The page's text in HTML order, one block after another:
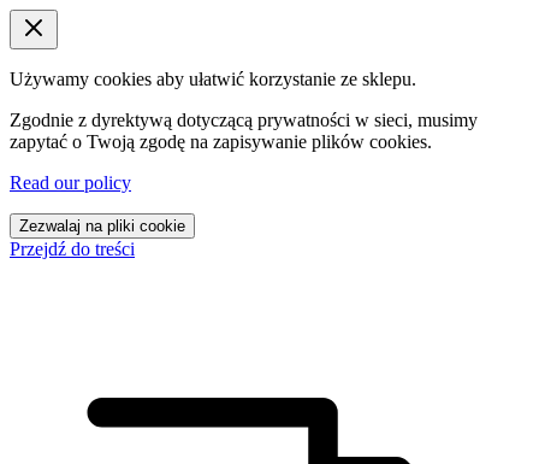
Używamy cookies aby ułatwić korzystanie ze sklepu.
Zgodnie z dyrektywą dotyczącą prywatności w sieci, musimy
zapytać o Twoją zgodę na zapisywanie plików cookies.
Read our policy
Zezwalaj na pliki cookie
Przejdź do treści